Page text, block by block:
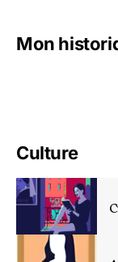
Mon
Culture